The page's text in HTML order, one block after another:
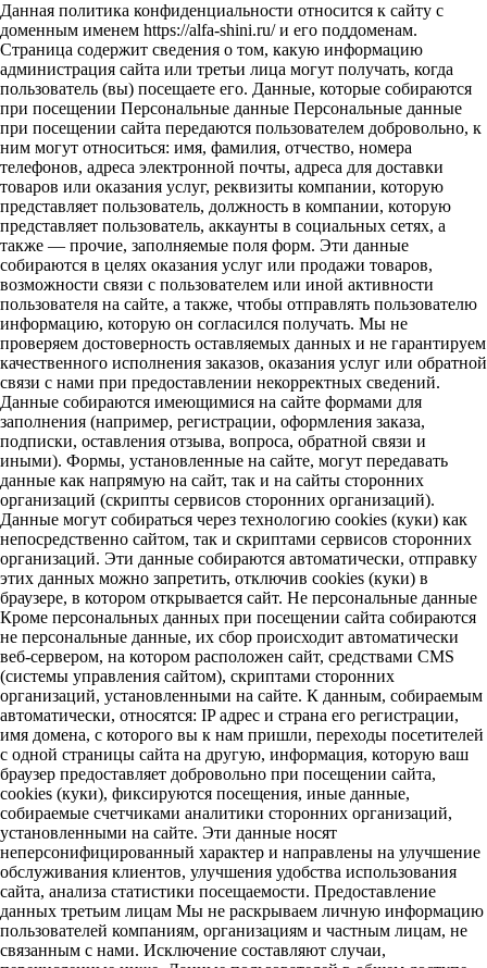
Данная политика конфиденциальности относится к сайту с
доменным именем https://alfa-shini.ru/ и его поддоменам.
Страница содержит сведения о том, какую информацию
администрация сайта или третьи лица могут получать, когда
пользователь (вы) посещаете его. Данные, которые собираются
при посещении Персональные данные Персональные данные
при посещении сайта передаются пользователем добровольно, к
ним могут относиться: имя, фамилия, отчество, номера
телефонов, адреса электронной почты, адреса для доставки
товаров или оказания услуг, реквизиты компании, которую
представляет пользователь, должность в компании, которую
представляет пользователь, аккаунты в социальных сетях, а
также — прочие, заполняемые поля форм. Эти данные
собираются в целях оказания услуг или продажи товаров,
возможности связи с пользователем или иной активности
пользователя на сайте, а также, чтобы отправлять пользователю
информацию, которую он согласился получать. Мы не
проверяем достоверность оставляемых данных и не гарантируем
качественного исполнения заказов, оказания услуг или обратной
связи с нами при предоставлении некорректных сведений.
Данные собираются имеющимися на сайте формами для
заполнения (например, регистрации, оформления заказа,
подписки, оставления отзыва, вопроса, обратной связи и
иными). Формы, установленные на сайте, могут передавать
данные как напрямую на сайт, так и на сайты сторонних
организаций (скрипты сервисов сторонних организаций).
Данные могут собираться через технологию cookies (куки) как
непосредственно сайтом, так и скриптами сервисов сторонних
организаций. Эти данные собираются автоматически, отправку
этих данных можно запретить, отключив cookies (куки) в
браузере, в котором открывается сайт. Не персональные данные
Кроме персональных данных при посещении сайта собираются
не персональные данные, их сбор происходит автоматически
веб-сервером, на котором расположен сайт, средствами CMS
(системы управления сайтом), скриптами сторонних
организаций, установленными на сайте. К данным, собираемым
автоматически, относятся: IP адрес и страна его регистрации,
имя домена, с которого вы к нам пришли, переходы посетителей
с одной страницы сайта на другую, информация, которую ваш
браузер предоставляет добровольно при посещении сайта,
cookies (куки), фиксируются посещения, иные данные,
собираемые счетчиками аналитики сторонних организаций,
установленными на сайте. Эти данные носят
неперсонифицированный характер и направлены на улучшение
обслуживания клиентов, улучшения удобства использования
сайта, анализа статистики посещаемости. Предоставление
данных третьим лицам Мы не раскрываем личную информацию
пользователей компаниям, организациям и частным лицам, не
связанным с нами. Исключение составляют случаи,